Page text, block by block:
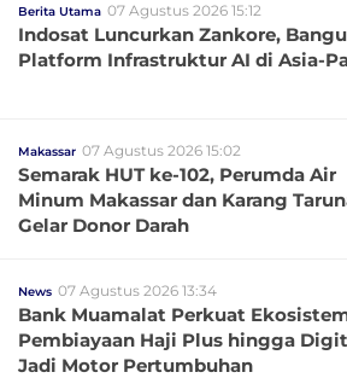
Berita Utama 07 Agustus 2026 15:12
Indosat Luncurkan Zankore,
Platform Infrastruktur AI di Asia-
Makassar 07 Agustus 2026 15:02
Semarak HUT ke-102, Perumda Air
Minum Makassar dan Karang
Gelar Donor Darah
News 07 Agustus 2026 13:34
Bank Muamalat Perkuat
Pembiayaan Haji Plus hingga
Jadi Motor Pertumbuhan